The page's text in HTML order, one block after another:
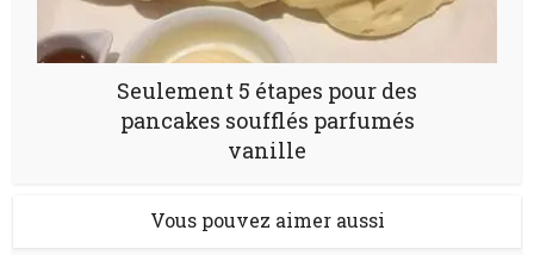
Seulement 5 étapes pour des
pancakes soufflés parfumés
vanille
Vous pouvez aimer aussi